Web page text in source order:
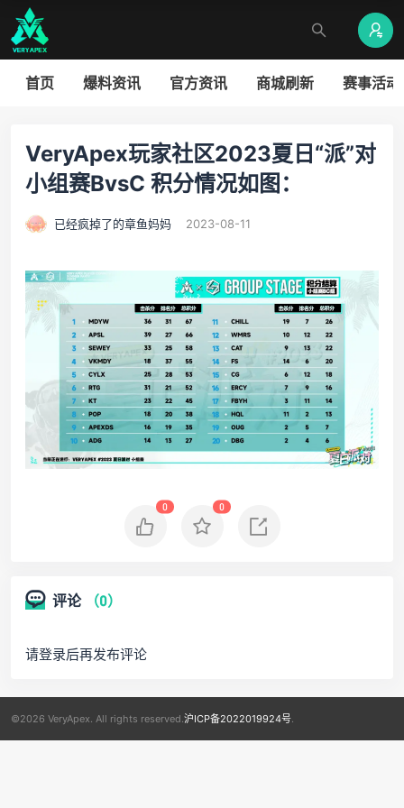
首页 爆料资讯 官方资讯 商城刷新 赛事活动
VeryApex玩家社区2023夏日“派”对
小组赛BvsC 积分情况如图：
已经疯掉了的章鱼妈妈 2023-08-11
0 0
评论 （0）
请登录后再发布评论
©2026 VeryApex. All rights reserved. 沪ICP备2022019924号